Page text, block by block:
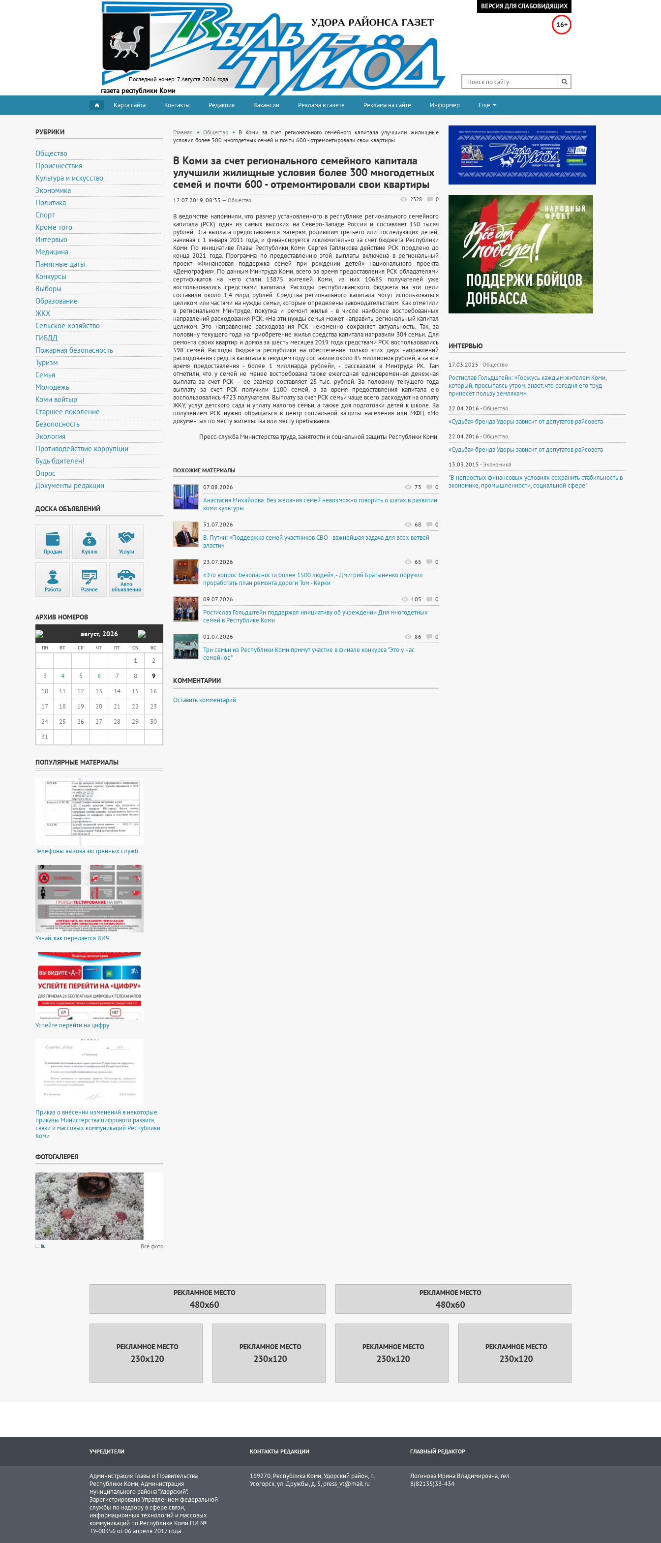
ВЕРСИЯ ДЛЯ СЛАБОВИДЯЩИХ
Последний номер: 7 Августа 2026 года
16+
газета республики Коми
Карта сайта Контакты Редакция Вакансии Реклама в газете Реклама на сайте Информер Ещё
РУБРИКИ
Общество
Происшествия
Культура и искусство
Экономика
Политика
Спорт
Кроме того
Интервью
Медицина
Памятные даты
Конкурсы
Выборы
Образование
ЖКХ
Сельское хозяйство
ГИБДД
Пожарная безопасность
Туризм
Семья
Молодежь
Коми войтыр
Старшее поколение
Безопосность
Экология
Противодействие коррупции
Будь бдителен!
Опрос
Документы редакции
ДОСКА ОБЪЯВЛЕНИЙ
Продам Куплю Услуги
Работа Разное
Авто
объявления
АРХИВ НОМЕРОВ
август, 2026
ПН ВТ СР ЧТ ПТ СБ ВС
1
2
3
4 5 6 7 8
9
10
11 12 13 14 15
16
17
18 19 20 21 22
23
24
25 26 27 28 29
30
31
ПОПУЛЯРНЫЕ МАТЕРИАЛЫ
Телефоны вызова экстренных служб
Узнай, как передается ВИЧ
Успейте перейти на цифру
Приказ о внесении изменений в некоторые
приказы Министерства цифрового развитя,
связи и массовых коммуникаций Республики
Коми
ФОТОГАЛЕРЕЯ
Все фото
Главная Общество
В Коми за счет регионального семейного капитала улучшили жилищные
условия более 300 многодетных семей и почти 600 - отремонтировали свои квартиры
В Коми за счет регионального семейного капитала
улучшили жилищные условия более 300 многодетных
семей и почти 600 - отремонтировали свои квартиры
0
2328
12.07.2019, 08:35 — Общество
В ведомстве напомнили, что размер установленного в республике регионального семейного
капитала (РСК) один из самых высоких на Северо-Западе России и составляет 150 тысяч
рублей. Эта выплата предоставляется матерям, родившим третьего или последующих детей,
начиная с 1 января 2011 года, и финансируется исключительно за счет бюджета Республики
Коми. По инициативе Главы Республики Коми Сергея Гапликова действие РСК продлено до
конца 2021 года. Программа по предоставлению этой выплаты включена в региональный
проект «Финансовая поддержка семей при рождении детей» национального проекта
«Демография». По данным Минтруда Коми, всего за время предоставления РСК обладателями
сертификатов на него стали 13875 жителей Коми, из них 10685 получателей уже
воспользовались средствами капитала. Расходы республиканского бюджета на эти цели
составили около 1,4 млрд рублей. Средства регионального капитала могут использоваться
целиком или частями на нужды семьи, которые определены законодательством. Как отметили
в региональном Минтруде, покупка и ремонт жилья - в числе наиболее востребованных
направлений расходования РСК. «На эти нужды семья может направить региональный капитал
целиком. Это направление расходования РСК неизменно сохраняет актуальность. Так, за
половину текущего года на приобретение жилья средства капитала направили 304 семьи. Для
ремонта своих квартир и домов за шесть месяцев 2019 года средствами РСК воспользовались
598 семей. Расходы бюджета республики на обеспечение только этих двух направлений
расходования средств капитала в текущем году составили около 85 миллионов рублей, а за все
время предоставления - более 1 миллиарда рублей», - рассказали в Минтруда РК. Там
отметили, что у семей не менее востребована также ежегодная единовременная денежная
выплата за счет РСК – ее размер составляет 25 тыс. рублей. За половину текущего года
выплату за счет РСК получили 1100 семей, а за время предоставления капитала ею
воспользовались 4723 получателя. Выплату за счет РСК семьи чаще всего расходуют на оплату
ЖКУ, услуг детского сада и уплату налогов семьи, а также для подготовки детей к школе. За
получением РСК нужно обращаться в центр социальной защиты населения или МФЦ «Мо
документы» по месту жительства или месту пребывания.
Пресс-служба Министерства труда, занятости и социальной защиты Республики Коми.
ПОХОЖИЕ МАТЕРИАЛЫ
0
73
07.08.2026
Анастасия Михайлова: без желания семей невозможно говорить о шагах в развитии
коми культуры
0
68
31.07.2026
В. Путин: «Поддержка семей участников СВО - важнейшая задача для всех ветвей
власти»
0
65
23.07.2026
«Это вопрос безопасности более 1500 людей», - Дмитрий Братыненко поручил
проработать план ремонта дороги Том - Керки
0
105
09.07.2026
Ростислав Гольдштейн поддержал инициативу об учреждении Дня многодетных
семей в Республике Коми
0
86
01.07.2026
Три семьи из Республики Коми примут участие в финале конкурса "Это у нас
семейное"
КОММЕНТАРИИ
Оставить комментарий
ИНТЕРВЬЮ
17.03.2025 -Общество
Ростислав Гольдштейн: «Горжусь каждым жителем Коми,
который, просыпаясь утром, знает, что сегодня его труд
принесёт пользу землякам»
22.04.2016 -Общество
«Судьба» бренда Удоры зависит от депутатов райсовета
22.04.2016 -Общество
«Судьба» бренда Удоры зависит от депутатов райсовета
13.03.2015 -Экономика
"В непростых финансовых условиях сохранить стабильность в
экономике, промышленности, социальной сфере"
УЧРЕДИТЕЛИ КОНТАКТЫ РЕДАКЦИИ ГЛАВНЫЙ РЕДАКТОР
Администрация Главы и Правительства
Республики Коми, Администрация
муниципального района "Удорский".
Зарегистрирована Управлением федеральной
службы по надзору в сфере связи,
информационных технологий и массовых
коммуникаций по Республике Коми ПИ №
ТУ-00356 от 06 апреля 2017 года
169270, Республика Коми, Удорский район, п.
Усогорск, ул. Дружбы, д. 5, press_vt@mail.ru
Логинова Ирина Владимировна, тел.
8(82135)33-434